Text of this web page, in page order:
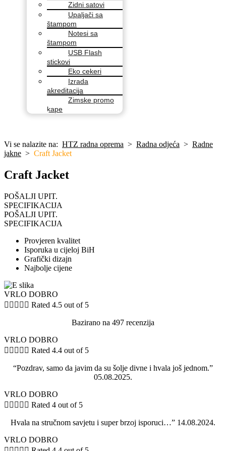
Zidni satovi
Upaljači sa
štampom
Notesi sa
štampom
USB Flash
stickovi
Eko cekeri
Izrada
akreditacija
Zimske promo
kape
Vi se nalazite na: HTZ radna oprema > Radna odjeća > Radne
jakne > Craft Jacket
Craft Jacket
POŠALJI UPIT.
SPECIFIKACIJA
POŠALJI UPIT.
SPECIFIKACIJA
Provjeren kvalitet
Isporuka u cijeloj BiH
Grafički dizajn
Najbolje cijene
VRLO DOBRO
     Rated 4.5 out of 5
Bazirano na 497 recenzija
VRLO DOBRO
     Rated 4.4 out of 5
“Pozdrav, samo da javim da su šolje divne i hvala još jednom.”
05.08.2025.
VRLO DOBRO
     Rated 4 out of 5
Hvala na stručnom savjetu i super brzoj isporuci…” 14.08.2024.
VRLO DOBRO